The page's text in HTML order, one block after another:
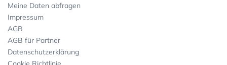
Meine Daten abfragen
Impressum
AGB
AGB für Partner
Datenschutzerklärung